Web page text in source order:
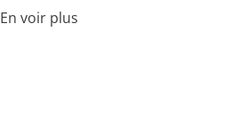
En voir plus